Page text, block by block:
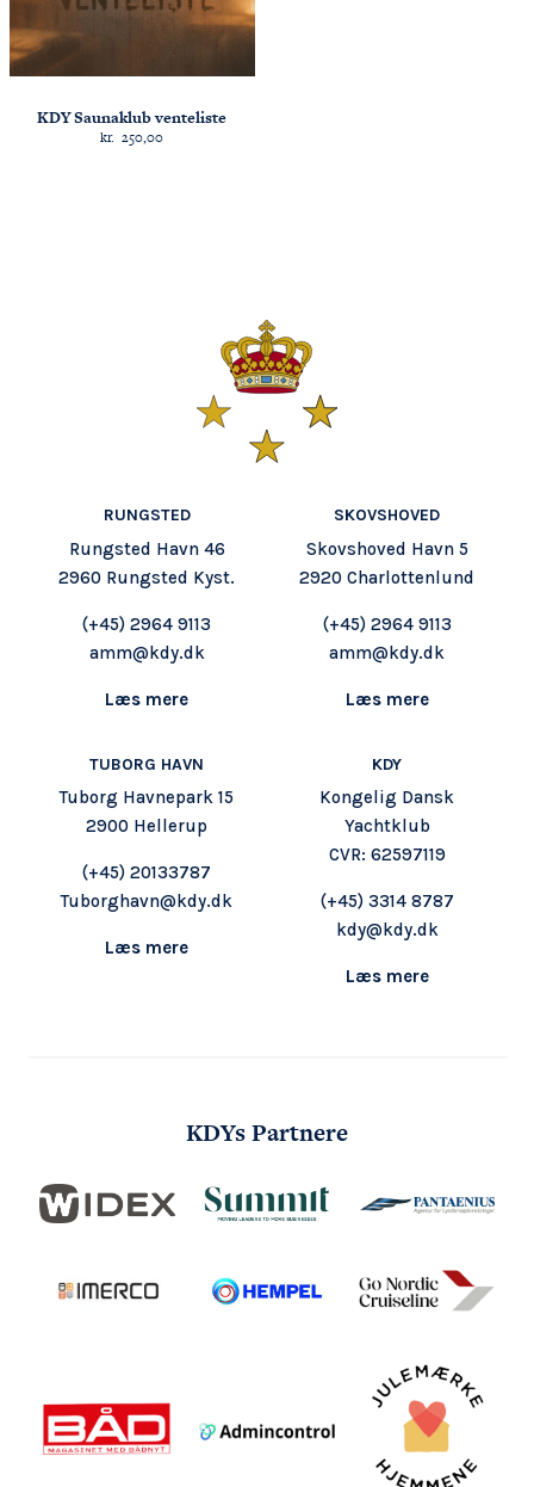
FØLG OS
Tuborg Havnepark 15
KDY Saunaklub venteliste
kr. 250,00
RUNGSTED
Rungsted Havn 46
2960 Rungsted Kyst.
(+45)2964 9113
amm@kdy.dk
Læs mere
SKOVSHOVED
Skovshoved Havn 5
2920 Charlottenlund
(+45) 2964 9113
amm@kdy.dk
Læs mere
TUBORG HAVN
Tuborg Havnepark 15
2900 Hellerup
(+45) 20133787
Tuborghavn@kdy.dk
Læs mere
KDY
Kongelig Dansk
Yachtklub
CVR: 62597119
(+45) 3314 8787
kdy@kdy.dk
Læs mere
KDYs Partnere